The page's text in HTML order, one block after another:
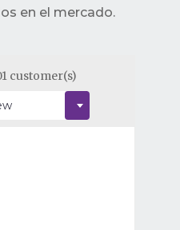
en el mercado.
customer(s)